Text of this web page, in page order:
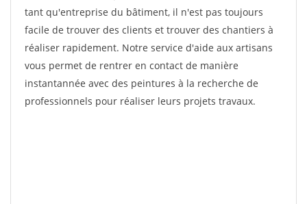
tant qu'entreprise du bâtiment, il n'est pas toujours
facile de trouver des clients et trouver des chantiers à
réaliser rapidement. Notre service d'aide aux artisans
vous permet de rentrer en contact de manière
instantannée avec des peintures à la recherche de
professionnels pour réaliser leurs projets travaux.